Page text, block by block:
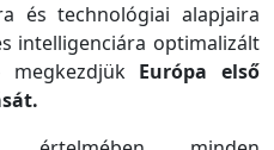
és technológiai alapjaira
intelligenciára optimalizált
Európa első